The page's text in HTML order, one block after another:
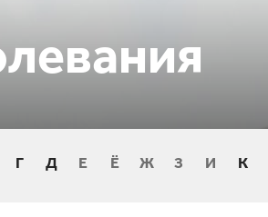
Г Д Е Ё Ж З И К